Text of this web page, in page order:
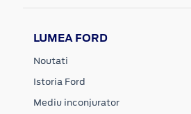
LUMEA FORD
Noutati
Istoria Ford
Mediu inconjurator